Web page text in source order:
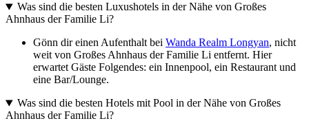
Was sind die besten Luxushotels in der Nähe von Großes
Ahnhaus der Familie Li?
Gönn dir einen Aufenthalt bei Wanda Realm Longyan, nicht
weit von Großes Ahnhaus der Familie Li entfernt. Hier
erwartet Gäste Folgendes: ein Innenpool, ein Restaurant und
eine Bar/Lounge.
Was sind die besten Hotels mit Pool in der Nähe von Großes
Ahnhaus der Familie Li?